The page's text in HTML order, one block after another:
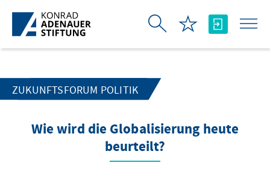
Skip to Main Content
ZUKUNFTSFORUM POLITIK
Wie wird die Globalisierung heute
beurteilt?